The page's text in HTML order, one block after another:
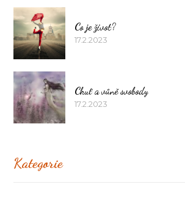
Co je život?
17.2.2023
Chuť a vůně svobody
17.2.2023
Kategorie